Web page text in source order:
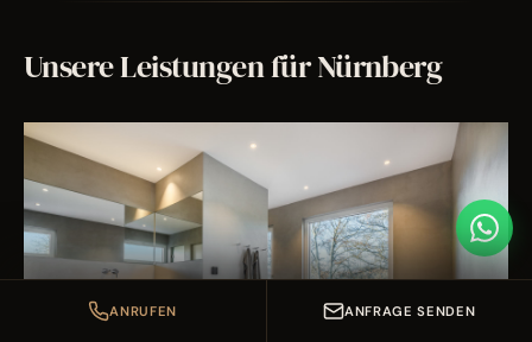
Unsere Leistungen für Nürnberg
ANRUFEN ANFRAGE SENDEN